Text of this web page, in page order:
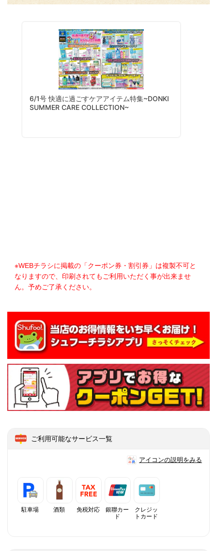
※WEBチラシに掲載の「クーポン券・割引券」は複製不可と
なりますので、印刷されてもご利用いただく事が出来ませ
ん。予めご了承ください。
ご利用可能なサービス一覧
アイコンの説明をみる
駐車場 酒類 免税対応
銀聯カー
ド
クレジッ
トカード